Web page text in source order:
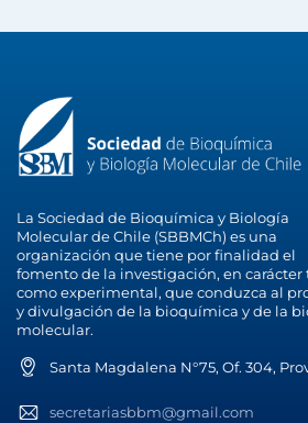
La Sociedad de Bioquímica y Biología
Molecular de Chile (SBBMCh) es una
organización que tiene por finalidad el
fomento de la investigación, en carácter
como experimental, que conduzca al
y divulgación de la bioquímica y de la
molecular.
Santa Magdalena N°75, Of. 304,
secretariasbbm@gmail.com